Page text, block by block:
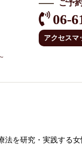
ご予
06-
アクセスマ
法を研究・実践する